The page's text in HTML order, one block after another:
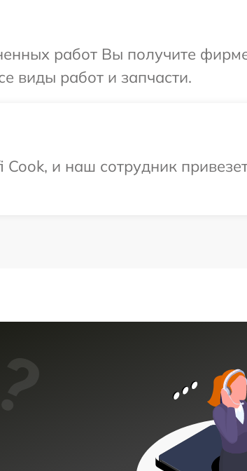
работ Вы получите
виды работ и запчасти.
и наш сотрудник